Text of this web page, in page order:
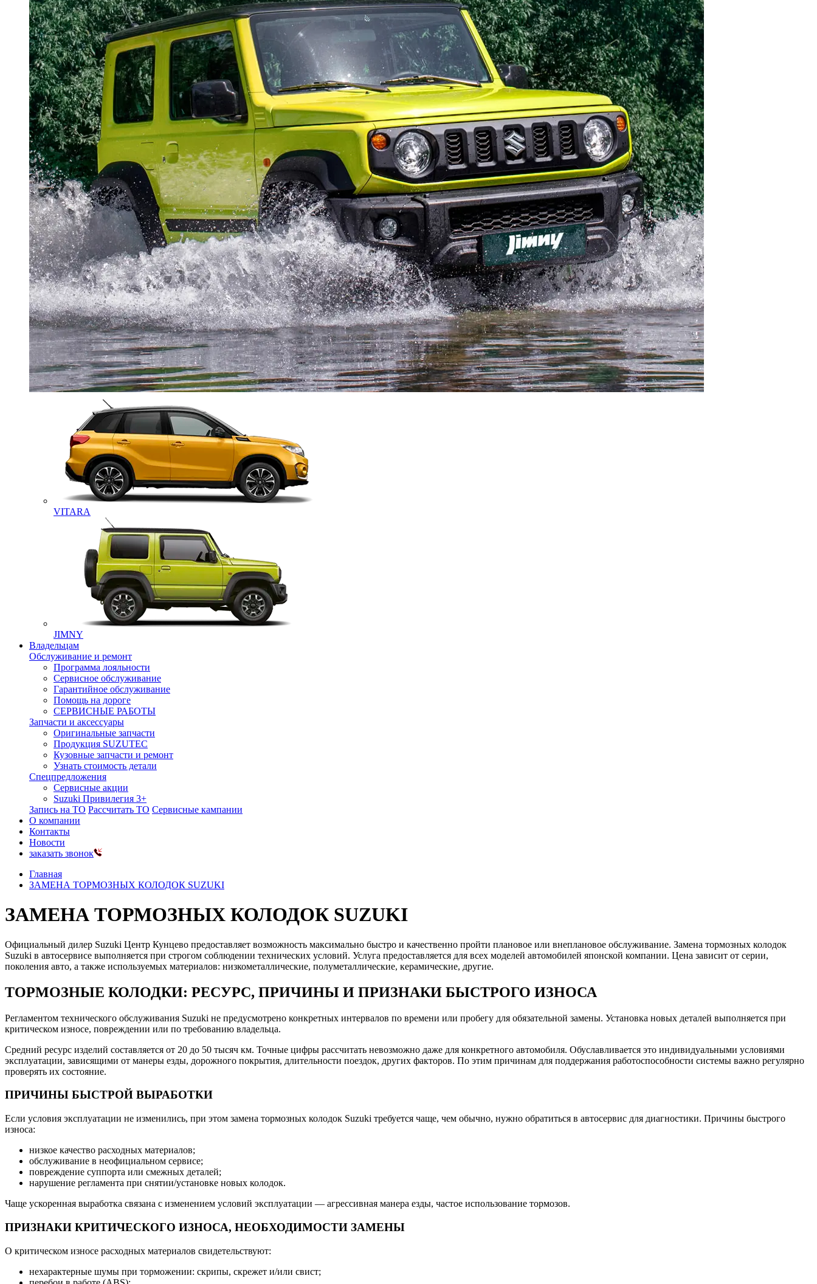
VITARA
JIMNY
Владельцам
Обслуживание и ремонт
Программа лояльности
Сервисное обслуживание
Гарантийное обслуживание
Помощь на дороге
СЕРВИСНЫЕ РАБОТЫ
Запчасти и аксессуары
Оригинальные запчасти
Продукция SUZUTEC
Кузовные запчасти и ремонт
Узнать стоимость детали
Спецпредложения
Сервисные акции
Suzuki Привилегия 3+
Запись на ТО Рассчитать ТО Сервисные кампании
О компании
Контакты
Новости
заказать звонок
Главная
ЗАМЕНА ТОРМОЗНЫХ КОЛОДОК SUZUKI
ЗАМЕНА ТОРМОЗНЫХ КОЛОДОК SUZUKI
Официальный дилер Suzuki Центр Кунцево предоставляет возможность максимально быстро и качественно пройти плановое или внеплановое обслуживание. Замена тормозных колодок
Suzuki в автосервисе выполняется при строгом соблюдении технических условий. Услуга предоставляется для всех моделей автомобилей японской компании. Цена зависит от серии,
поколения авто, а также используемых материалов: низкометаллические, полуметаллические, керамические, другие.
ТОРМОЗНЫЕ КОЛОДКИ: РЕСУРС, ПРИЧИНЫ И ПРИЗНАКИ БЫСТРОГО ИЗНОСА
Регламентом технического обслуживания Suzuki не предусмотрено конкретных интервалов по времени или пробегу для обязательной замены. Установка новых деталей выполняется при
критическом износе, повреждении или по требованию владельца.
Средний ресурс изделий составляется от 20 до 50 тысяч км. Точные цифры рассчитать невозможно даже для конкретного автомобиля. Обуславливается это индивидуальными условиями
эксплуатации, зависящими от манеры езды, дорожного покрытия, длительности поездок, других факторов. По этим причинам для поддержания работоспособности системы важно регулярно
проверять их состояние.
ПРИЧИНЫ БЫСТРОЙ ВЫРАБОТКИ
Если условия эксплуатации не изменились, при этом замена тормозных колодок Suzuki требуется чаще, чем обычно, нужно обратиться в автосервис для диагностики. Причины быстрого
износа:
низкое качество расходных материалов;
обслуживание в неофициальном сервисе;
повреждение суппорта или смежных деталей;
нарушение регламента при снятии/установке новых колодок.
Чаще ускоренная выработка связана с изменением условий эксплуатации — агрессивная манера езды, частое использование тормозов.
ПРИЗНАКИ КРИТИЧЕСКОГО ИЗНОСА, НЕОБХОДИМОСТИ ЗАМЕНЫ
О критическом износе расходных материалов свидетельствуют:
нехарактерные шумы при торможении: скрипы, скрежет и/или свист;